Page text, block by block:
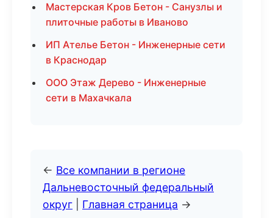
Мастерская Кров Бетон - Санузлы и
плиточные работы в Иваново
ИП Ателье Бетон - Инженерные сети
в Краснодар
ООО Этаж Дерево - Инженерные
сети в Махачкала
← Все компании в регионе
Дальневосточный федеральный
округ
Главная страница →